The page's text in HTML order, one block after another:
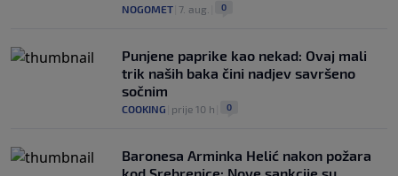
NOGOMET 7. aug. 0
Punjene paprike kao nekad: Ovaj mali
trik naših baka čini nadjev savršeno
sočnim
COOKING prije 10 h 0
Baronesa Arminka Helić nakon požara
kod Srebrenice: Nove sankcije su